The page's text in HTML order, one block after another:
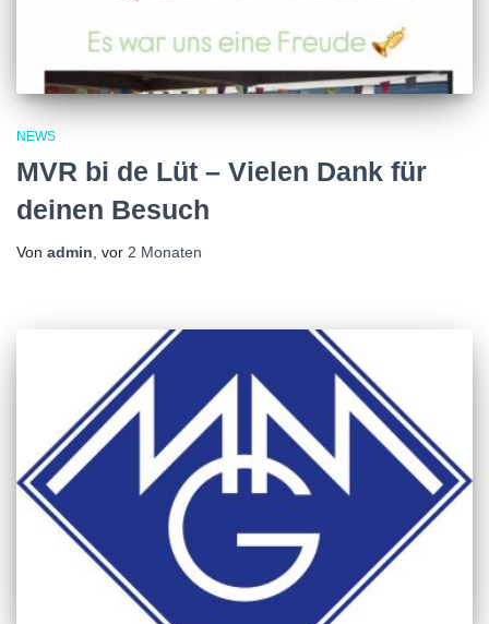
NEWS
MVR bi de Lüt – Vielen Dank für
deinen Besuch
Von admin, vor 2 Monaten